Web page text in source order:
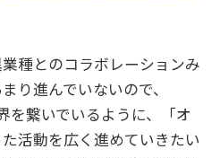
種とのコラボレーションみ
り進んでいないので、
繋いでいるように、「オ
活動を広く進めていきたい